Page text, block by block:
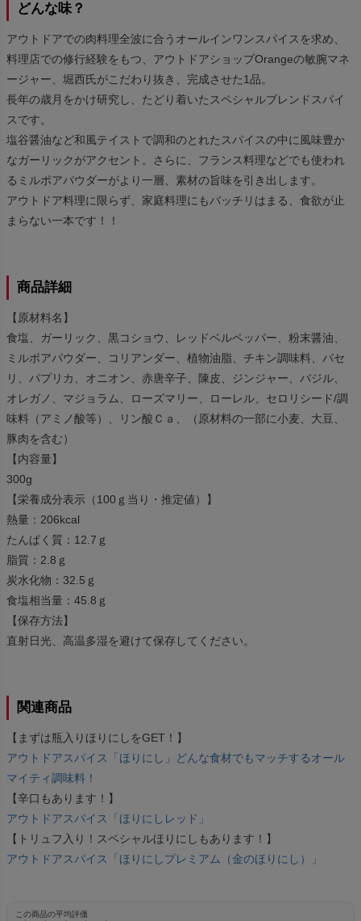
どんな味？
アウトドアでの肉料理全波に合うオールインワンスパイスを求め、
料理店での修行経験をもつ、アウトドアショップOrangeの敏腕マネ
ージャー、堀西氏がこだわり抜き、完成させた1品。
長年の歳月をかけ研究し、たどり着いたスペシャルブレンドスパイ
スです。
塩谷醤油など和風テイストで調和のとれたスパイスの中に風味豊か
なガーリックがアクセント。さらに、フランス料理などでも使われ
るミルポアパウダーがより一層、素材の旨味を引き出します。
アウトドア料理に限らず、家庭料理にもバッチリはまる、食欲が止
まらない一本です！！
商品詳細
【原材料名】
食塩、ガーリック、黒コショウ、レッドベルペッパー、粉末醤油、
ミルポアパウダー、コリアンダー、植物油脂、チキン調味料、パセ
リ、パプリカ、オニオン、赤唐辛子、陳皮、ジンジャー、バジル、
オレガノ、マジョラム、ローズマリー、ローレル、セロリシード/調
味料（アミノ酸等）、リン酸Ｃａ、（原材料の一部に小麦、大豆、
豚肉を含む）
【内容量】
300g
【栄養成分表示（100ｇ当り・推定値）】
熱量：206kcal
たんぱく質：12.7ｇ
脂質：2.8ｇ
炭水化物：32.5ｇ
食塩相当量：45.8ｇ
【保存方法】
直射日光、高温多湿を避けて保存してください。
関連商品
【まずは瓶入りほりにしをGET！】
アウトドアスパイス「ほりにし」どんな食材でもマッチするオール
マイティ調味料！
【辛口もあります！】
アウトドアスパイス「ほりにしレッド」
【トリュフ入り！スペシャルほりにしもあります！】
アウトドアスパイス「ほりにしプレミアム（金のほりにし）」